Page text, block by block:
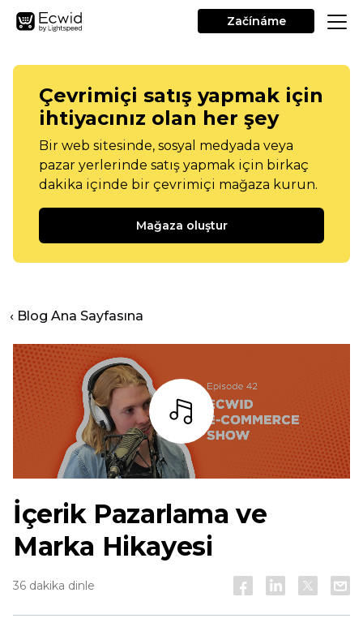
Začínáme
Çevrimiçi satış yapmak için
ihtiyacınız olan her şey
Bir web sitesinde, sosyal medyada veya
pazar yerlerinde satış yapmak için birkaç
dakika içinde bir çevrimiçi mağaza kurun.
Mağaza oluştur
‹ Blog Ana Sayfasına
dinlemek
İçerik Pazarlama ve
Marka Hikayesi
36 dakika dinle